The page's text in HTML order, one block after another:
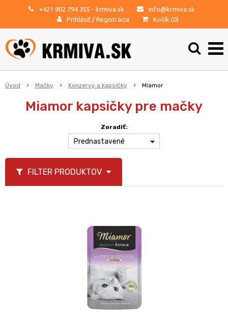
+421 902 794 355 - krmiva.sk
info@krmiva.sk
Prihlásiť / Registrácia Košík (0)
Úvod Mačky Konzervy a kapsičky Miamor
Miamor kapsičky pre mačky
Zoradiť:
Prednastavené
FILTER PRODUKTOV